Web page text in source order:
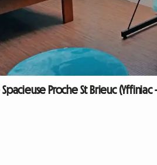
Proche St Brieuc (Yffiniac